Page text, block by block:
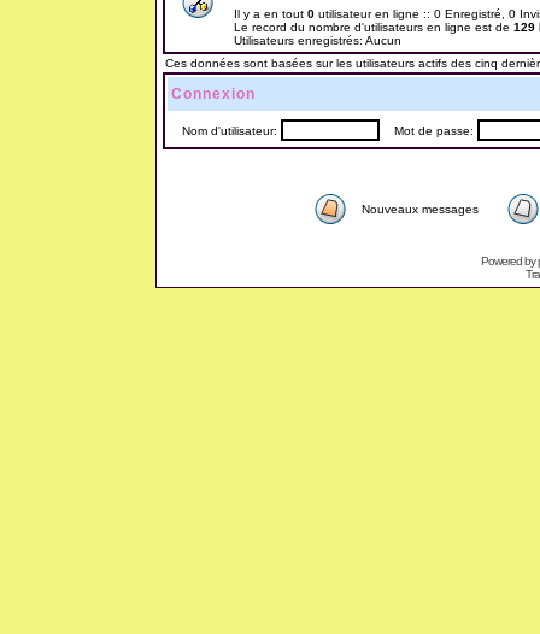
Il y a en tout 0utilisateur en ligne :: 0 Enregistré, 0
Le record du nombre d'utilisateurs en ligne est de 129
Utilisateurs enregistrés: Aucun
Ces données sont basées sur les utilisateurs actifs des cinq
Connexion
Nom d'utilisateur: Mot de passe:
Nouveaux messages
Powered by